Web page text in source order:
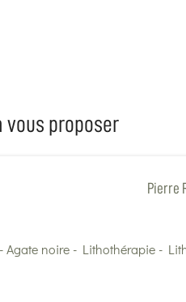
vous proposer
Pierre